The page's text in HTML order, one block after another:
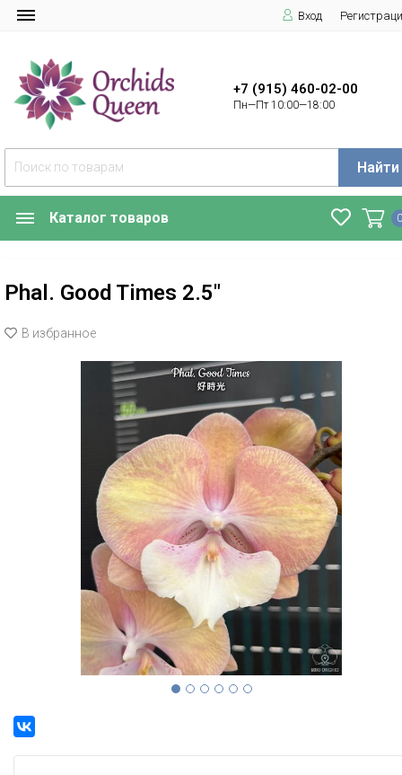
Вход
+7 (915) 460-02-00
Пн—Пт 10:00—18:00
Найти
Каталог товаров
Phal. Good Times 2.5"
В избранное